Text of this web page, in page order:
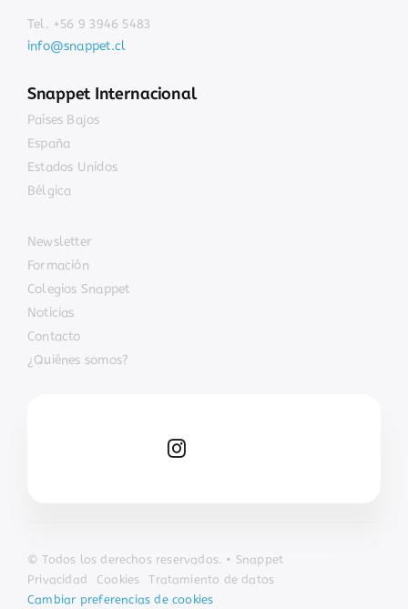
Tel. +56 9 3946 5483
info@snappet.cl
Snappet Internacional
Países Bajos
España
Estados Unidos
Bélgica
Newsletter
Formación
Colegios Snappet
Noticias
Contacto
¿Quiénes somos?
© Todos los derechos reservados. • Snappet
Privacidad
Cookies Tratamiento de datos
Cambiar preferencias de cookies